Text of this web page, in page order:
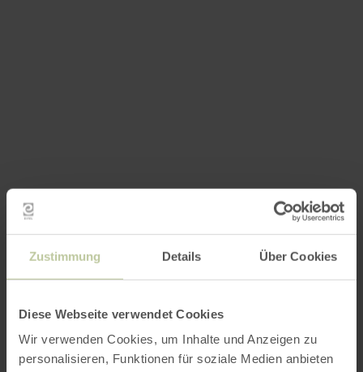
Zustimmung Details Über Cookies
Diese Webseite verwendet Cookies
Wir verwenden Cookies, um Inhalte und Anzeigen zu
personalisieren, Funktionen für soziale Medien anbieten